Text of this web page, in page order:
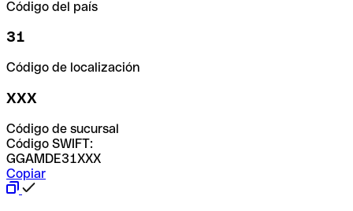
Código del país
31
Código de localización
XXX
Código de sucursal
Código SWIFT:
GGAMDE31XXX
Copiar